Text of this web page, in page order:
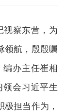
察东营，为
领航，殷殷嘱
编办主任崔相
会习近平生
担当作为，